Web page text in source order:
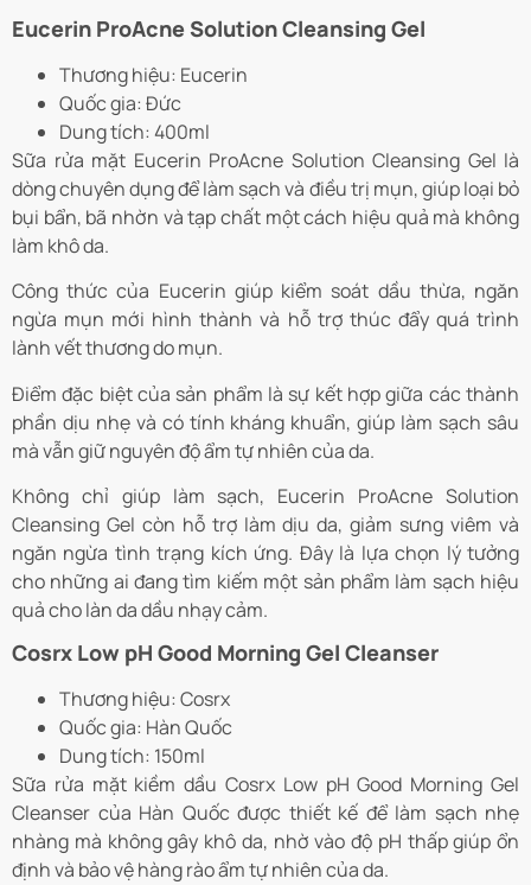
Eucerin ProAcne Solution Cleansing Gel
Thương hiệu: Eucerin
Quốc gia: Đức
Dung tích: 400ml
Sữa rửa mặt Eucerin ProAcne Solution Cleansing Gel là
dòng chuyên dụng để làm sạch và điều trị mụn, giúp loại bỏ
bụi bẩn, bã nhờn và tạp chất một cách hiệu quả mà không
làm khô da.
Công thức của Eucerin giúp kiểm soát dầu thừa, ngăn
ngừa mụn mới hình thành và hỗ trợ thúc đẩy quá trình
lành vết thương do mụn.
Điểm đặc biệt của sản phẩm là sự kết hợp giữa các thành
phần dịu nhẹ và có tính kháng khuẩn, giúp làm sạch sâu
mà vẫn giữ nguyên độ ẩm tự nhiên của da.
Không chỉ giúp làm sạch, Eucerin ProAcne Solution
Cleansing Gel còn hỗ trợ làm dịu da, giảm sưng viêm và
ngăn ngừa tình trạng kích ứng. Đây là lựa chọn lý tưởng
cho những ai đang tìm kiếm một sản phẩm làm sạch hiệu
quả cho làn da dầu nhạy cảm.
Cosrx Low pH Good Morning Gel Cleanser
Thương hiệu: Cosrx
Quốc gia: Hàn Quốc
Dung tích: 150ml
Sữa rửa mặt kiềm dầu Cosrx Low pH Good Morning Gel
Cleanser của Hàn Quốc được thiết kế để làm sạch nhẹ
nhàng mà không gây khô da, nhờ vào độ pH thấp giúp ổn
định và bảo vệ hàng rào ẩm tự nhiên của da.